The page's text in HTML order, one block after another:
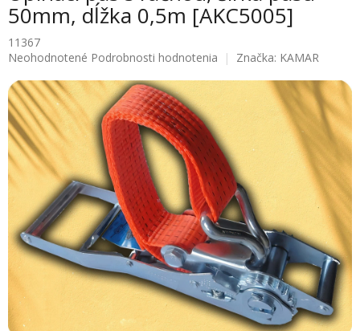
50mm, dĺžka 0,5m [AKC5005]
11367
Priemerné
produktu
je
0.0
z
5
hviezdičiek.
Neohodnotené Podrobnosti hodnotenia Značka: KAMAR